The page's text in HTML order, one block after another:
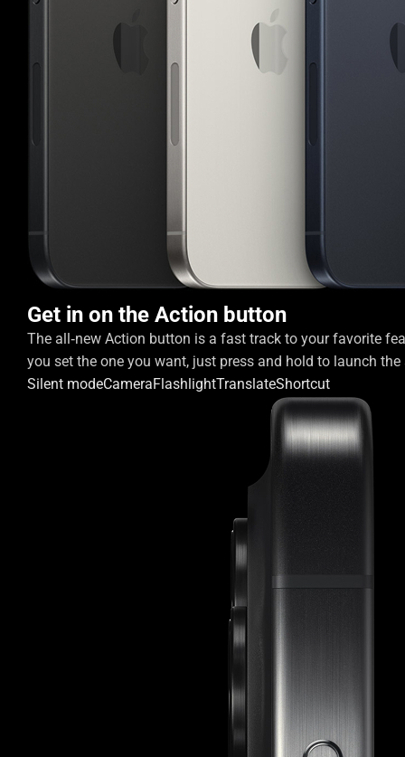
Get in on the Action button
The all‑new Action button is a fast track to your favorite
you set the one you want, just press and hold to launch the
Silent modeCameraFlashlightTranslateShortcut